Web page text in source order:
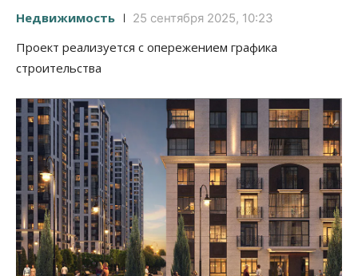
Недвижимость 25 сентября 2025, 10:23
Проект реализуется с опережением графика
строительства